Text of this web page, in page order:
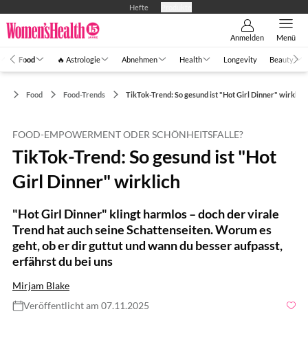
Hefte
Anmelden Menü
Food 🔥 Astrologie Abnehmen Health Longevity Beauty
Food Food-Trends TikTok-Trend: So gesund ist "Hot Girl Dinner" wirklich
FOOD-EMPOWERMENT ODER SCHÖNHEITSFALLE?
TikTok-Trend: So gesund ist "Hot
Girl Dinner" wirklich
"Hot Girl Dinner" klingt harmlos – doch der virale
Trend hat auch seine Schattenseiten. Worum es
geht, ob er dir guttut und wann du besser aufpasst,
erfährst du bei uns
Mirjam Blake
Veröffentlicht am 07.11.2025